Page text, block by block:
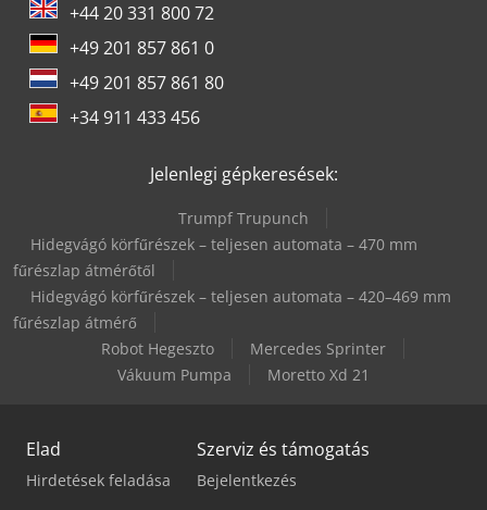
+44 20 331 800 72
+49 201 857 861 0
+49 201 857 861 80
+34 911 433 456
Jelenlegi gépkeresések:
Trumpf Trupunch
Hidegvágó körfűrészek – teljesen automata – 470 mm
fűrészlap átmérőtől
Hidegvágó körfűrészek – teljesen automata – 420–469 mm
fűrészlap átmérő
Robot Hegeszto
Mercedes Sprinter
Vákuum Pumpa
Moretto Xd 21
Elad
Hirdetések feladása
Szerviz és támogatás
Bejelentkezés